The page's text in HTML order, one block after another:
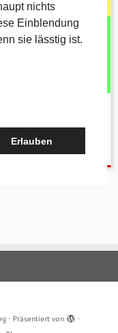
am
12. Oktober
· Präsentiert von
·
nichts
Einblendung
sie lässtig ist.
Erlauben